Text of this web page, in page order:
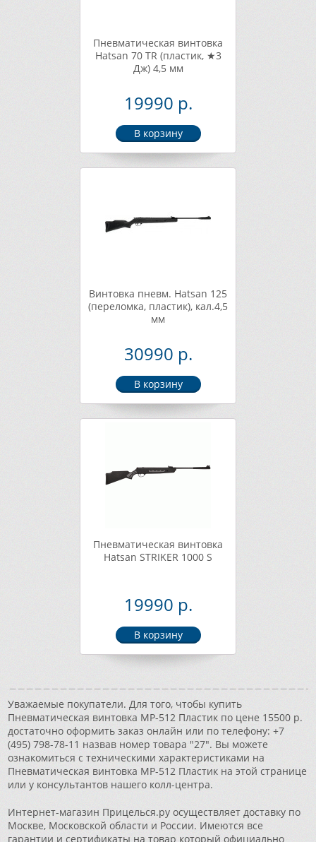
Пневматическая винтовка
Hatsan 70 TR (пластик, ★3
Дж) 4,5 мм
19990 р.
Винтовка пневм. Hatsan 125
(переломка, пластик), кал.4,5
мм
30990 р.
Пневматическая винтовка
Hatsan STRIKER 1000 S
19990 р.
Уважаемые покупатели. Для того, чтобы купить
Пневматическая винтовка МР-512 Пластик по цене 15500 р.
достаточно оформить заказ онлайн или по телефону: +7
(495) 798-78-11 назвав номер товара "27". Вы можете
ознакомиться с техническими характеристиками на
Пневматическая винтовка МР-512 Пластик на этой странице
или у консультантов нашего колл-центра.
Интернет-магазин Прицелься.ру осуществляет доставку по
Москве, Московской области и России. Имеются все
гарантии и сертификаты на товар который официально